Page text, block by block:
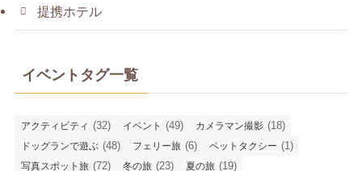
提携ホテル
イベントタグ一覧
アクティビティ (32) イベント (49) カメラマン撮影 (18)
ドッグランで遊ぶ (48) フェリー旅 (6) ペットタクシー (1)
写真スポット旅 (72) 冬の旅 (23) 夏の旅 (19)